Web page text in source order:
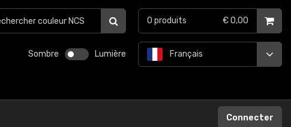
Sombre Lumière Français
0 produits € 0,00
Connecter